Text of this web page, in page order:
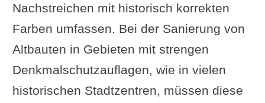
Nachstreichen mit historisch korrekten
Farben umfassen. Bei der Sanierung von
Altbauten in Gebieten mit strengen
Denkmalschutzauflagen, wie in vielen
historischen Stadtzentren, müssen diese